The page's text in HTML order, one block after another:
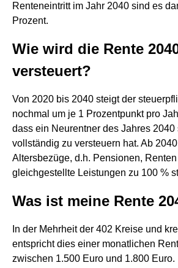
Renteneintritt im Jahr 2040 sind es
Prozent.
Wie wird die Rente
versteuert?
Von 2020 bis 2040 steigt der
nochmal um je 1 Prozentpunkt pro
dass ein Neurentner des Jahres 2040
vollständig zu versteuern hat. Ab
Altersbezüge, d.h. Pensionen,
gleichgestellte Leistungen zu 100 %
Was ist meine Rente
In der Mehrheit der 402 Kreise und
entspricht dies einer monatlichen
zwischen 1.500 Euro und 1.800 Euro.